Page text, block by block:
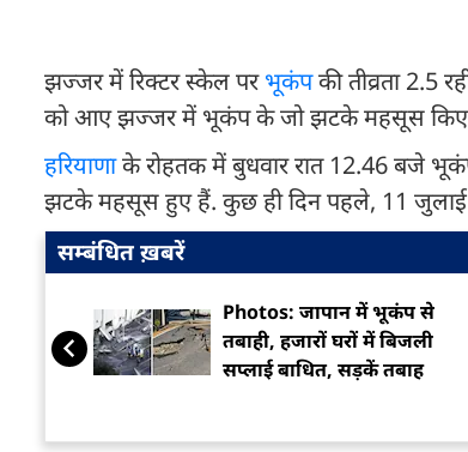
झज्जर में रिक्टर स्केल परभूकंपकी तीव्रता 2.5
को आए झज्जर में भूकंप के जो झटके महसूस किए गए
हरियाणाके रोहतक में बुधवार रात 12.46 बजे
झटके महसूस हुए हैं. कुछ ही दिन पहले, 11 जुलाई
सम्बंधित ख़बरें
Photos: जापान में भूकंप से
तबाही, हजारों घरों में बिजली
सप्लाई बाधित, सड़कें तबाह